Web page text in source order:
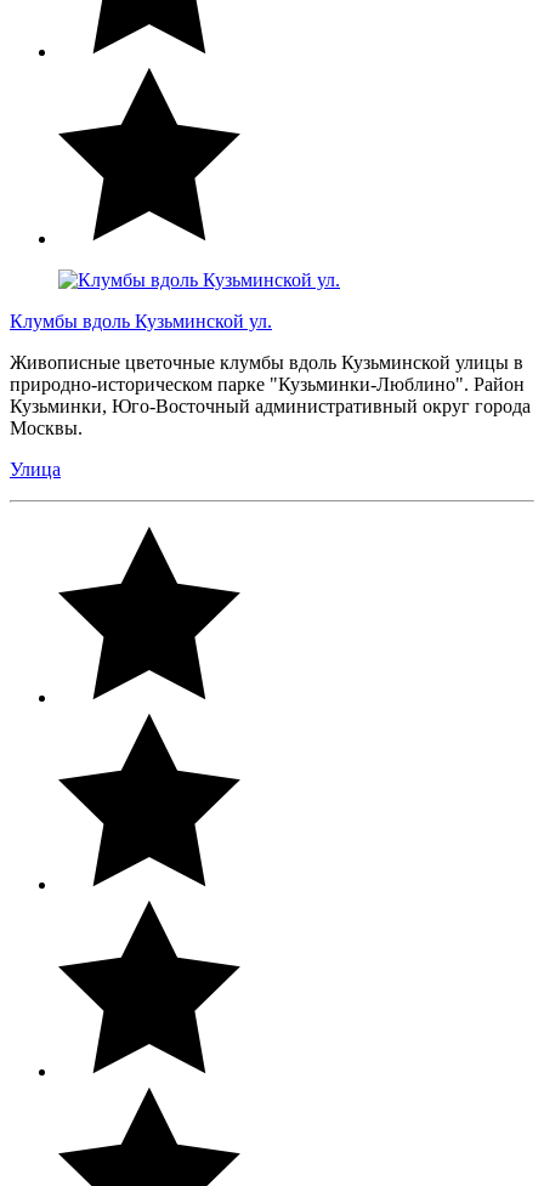
Клумбы вдоль Кузьминской ул.
Живописные цветочные клумбы вдоль Кузьминской улицы в
природно-историческом парке "Кузьминки-Люблино". Район
Кузьминки, Юго-Восточный административный округ города
Москвы.
Улица